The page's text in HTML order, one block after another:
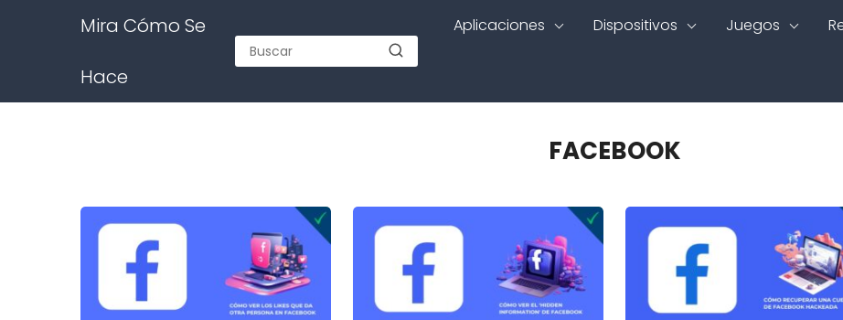
Mira Cómo Se
Hace
Aplicaciones Dispositivos Juegos
FACEBOOK